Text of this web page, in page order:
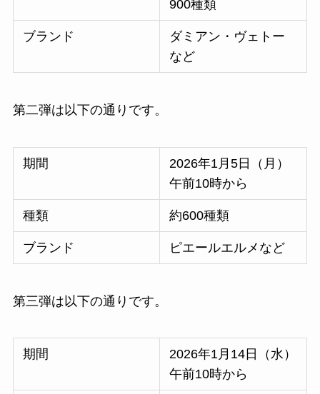
900種類
ブランド
ダミアン・ヴェトー
など
第二弾は以下の通りです。
期間
2026年1月5日（月）
午前10時から
種類 約600種類
ブランド ピエールエルメなど
第三弾は以下の通りです。
期間
2026年1月14日（水）
午前10時から